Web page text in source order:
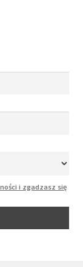
i zgadzasz się